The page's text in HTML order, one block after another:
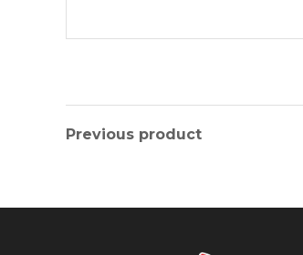
Previous product